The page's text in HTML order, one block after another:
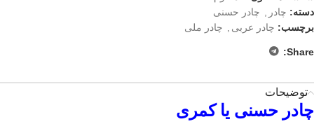
دسته: چادر
چادر حسنی
برچسب: چادر عربی چادر ملی
Share:
توضیحات
چادر حسنی یا کمری